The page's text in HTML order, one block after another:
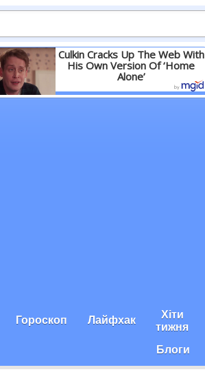
Culkin Cracks Up The Web With
His Own Version Of ‘Home
Alone’
Детальніше
Гороскоп Лайфхак Хіти
тижня
Блоги